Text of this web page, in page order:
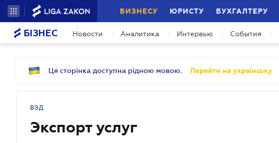
БИЗНЕСУ ЮРИСТУ БУХГАЛТЕРУ
БІЗНЕС Новости Аналитика Интервью События
Ця сторінка доступна рідною мовою. Перейти на українську
ВЭД
Экспорт услуг